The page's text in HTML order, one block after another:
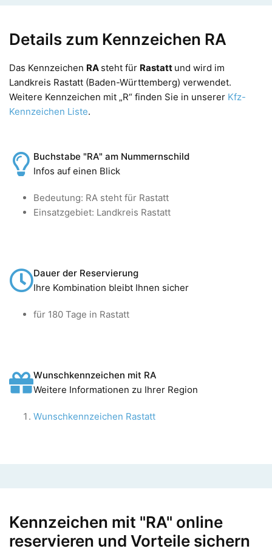
Details zum Kennzeichen RA
Das Kennzeichen RA steht für Rastatt und wird im
Landkreis Rastatt (Baden-Württemberg) verwendet.
Weitere Kennzeichen mit „R“ finden Sie in unserer Kfz-
Kennzeichen Liste.
Buchstabe "RA" am Nummernschild
Infos auf einen Blick
Bedeutung: RA steht für Rastatt
Einsatzgebiet: Landkreis Rastatt
Dauer der Reservierung
Ihre Kombination bleibt Ihnen sicher
für 180 Tage in Rastatt
Wunschkennzeichen mit RA
Weitere Informationen zu Ihrer Region
Wunschkennzeichen Rastatt
Kennzeichen mit "RA" online
reservieren und Vorteile sichern